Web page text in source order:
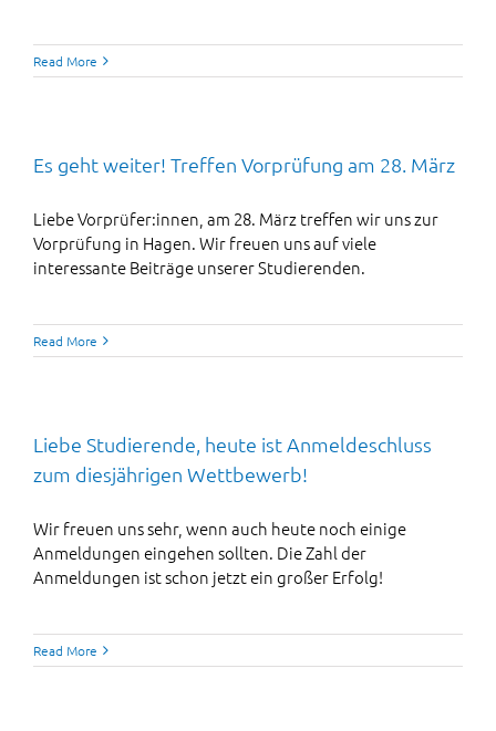
Read More
Es geht weiter! Treffen Vorprüfung am 28. März
Liebe Vorprüfer:innen, am 28. März treffen wir uns zur
Vorprüfung in Hagen. Wir freuen uns auf viele
interessante Beiträge unserer Studierenden.
Read More
Liebe Studierende, heute ist Anmeldeschluss
zum diesjährigen Wettbewerb!
Wir freuen uns sehr, wenn auch heute noch einige
Anmeldungen eingehen sollten. Die Zahl der
Anmeldungen ist schon jetzt ein großer Erfolg!
Read More